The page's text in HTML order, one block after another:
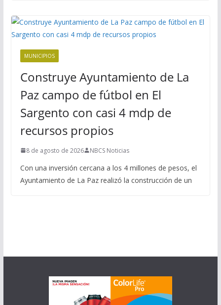
MUNICIPIOS
Construye Ayuntamiento de La
Paz campo de fútbol en El
Sargento con casi 4 mdp de
recursos propios
8 de agosto de 2026 NBCS Noticias
Con una inversión cercana a los 4 millones de pesos, el
Ayuntamiento de La Paz realizó la construcción de un